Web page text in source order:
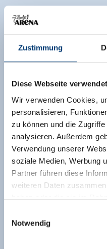
Zustimmung
Diese Webseite
Wir verwenden Cookies,
personalisieren,
zu können und die
analysieren. Außerdem
Verwendung unserer
soziale Medien, Werbung
Partner führen diese
weiteren Daten
haben oder die sie im
Notwendig